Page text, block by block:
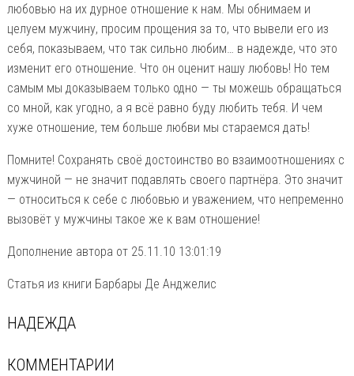
любовью на их дурное отношение к нам. Мы обнимаем и
целуем мужчину, просим прощения за то, что вывели его из
себя, показываем, что так сильно любим… в надежде, что это
изменит его отношение. Что он оценит нашу любовь! Но тем
самым мы доказываем только одно — ты можешь обращаться
со мной, как угодно, а я всё равно буду любить тебя. И чем
хуже отношение, тем больше любви мы стараемся дать!
Помните! Сохранять своё достоинство во взаимоотношениях с
мужчиной — не значит подавлять своего партнёра. Это значит
— относиться к себе с любовью и уважением, что непременно
вызовёт у мужчины такое же к вам отношение!
Дополнение автора от 25.11.10 13:01:19
Статья из книги Барбары Де Анджелис
НАДЕЖДА
КОММЕНТАРИИ